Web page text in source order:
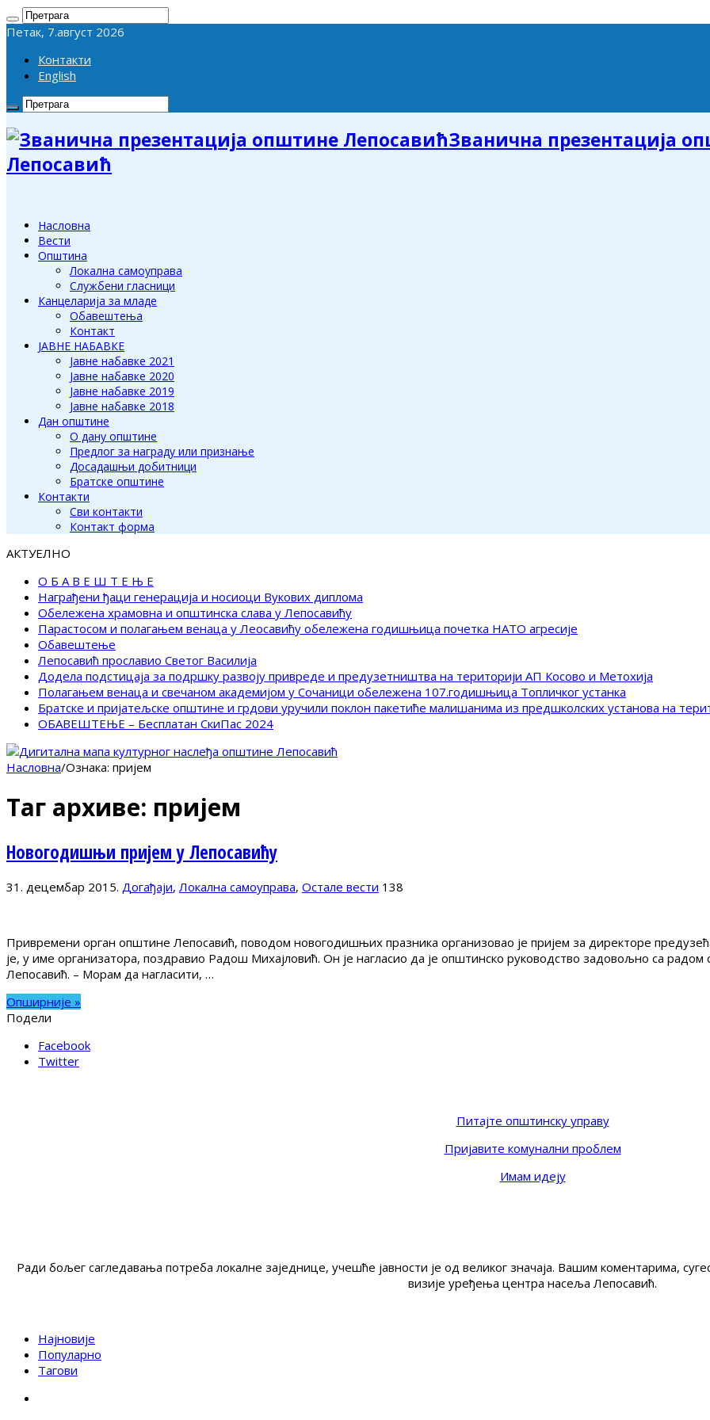
Петак, 7.август 2026
Контакти
English
Званична презентација
Лепосавић
Насловна
Вести
Општина
Локална самоуправа
Службени гласници
Канцеларија за младе
Обавештења
Контакт
ЈАВНЕ НАБАВКЕ
Јавне набавке 2021
Јавне набавке 2020
Јавне набавке 2019
Јавне набавке 2018
Дан општине
О дану општине
Предлог за награду или признање
Досадашњи добитници
Братске општине
Контакти
Сви контакти
Контакт форма
АКТУЕЛНО
О Б А В Е Ш Т Е Њ Е
Награђени ђаци генерација и носиоци Вукових диплома
Обележена храмовна и општинска слава у Лепосавићу
Парастосом и полагањем венаца у Леосавићу обележена годишњица почетка НАТО агресије
Обавештење
Лепосавић прославио Светог Василија
Додела подстицаја за подршку развоју привреде и предузетништва на територији АП Косово и Метохија
Полагањем венаца и свечаном академијом у Сочаници обележена 107.годишњица Топличког устанка
Братске и пријатељске општине и грдови уручили поклон пакетиће малишанима из предшколских установа на
ОБАВЕШТЕЊЕ – Бесплатан СкиПас 2024
Насловна/Ознака: пријем
Таг архиве: пријем
Новогодишњи пријем у Лепосавићу
31. децембар 2015. Догађаји, Локална самоуправа, Остале вести 138
Привремени орган општине Лепосавић, поводом новогодишњих празника организовао је пријем за директоре
је, у име организатора, поздравио Радош Михајловић. Он је нагласио да је општинско руководство задовољно са радом
Лепосавић. – Морам да нагласити, …
Опширније »
Подели
Facebook
Twitter
Питајте општинску управу
Пријавите комунални проблем
Имам идеју
Ради бољег сагледавања потреба локалне заједнице, учешће јавности је од великог значаја. Вашим коментарима,
визије уређења центра насеља Лепосавић.
Најновије
Популарно
Тагови